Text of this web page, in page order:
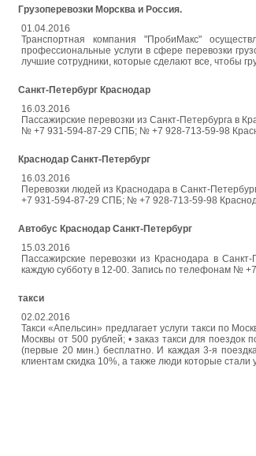
Грузоперевозки Морсква и Россия.
01.04.2016
Транспортная компания "ПробиМакс"
профессиональные услуги в сфере перевозки
лучшие сотрудники, которые сделают все, чтобы
Санкт-Петербург Краснодар
16.03.2016
Пассажирские перевозки из Санкт-Петербурга в
№ +7 931-594-87-29 СПБ; № +7 928-713-59-98
Краснодар Санкт-Петербург
16.03.2016
Перевозки людей из Краснодара в Санкт-
+7 931-594-87-29 СПБ; № +7 928-713-59-98
Автобус Краснодар Санкт-Петербург
15.03.2016
Пассажирские перевозки из Краснодара в
каждую субботу в 12-00. Запись по телефонам №
такси
02.02.2016
Такси «Апельсин» предлагает услуги такси по
Москвы от 500 рублей; • заказ такси для
(первые 20 мин.) бесплатно. И каждая 3-я
клиентам скидка 10%, а также люди которые стали